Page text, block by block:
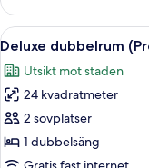
dubbelrum
Öppna
alla
foton
för
Deluxe
dubbelrum
(Premier
11
Deluxe dubbelrum
Utsikt mot staden
24 kvadratmeter
2 sovplatser
1 dubbelsäng